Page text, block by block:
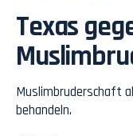
Texas
Muslimbruderschaft
behandeln.